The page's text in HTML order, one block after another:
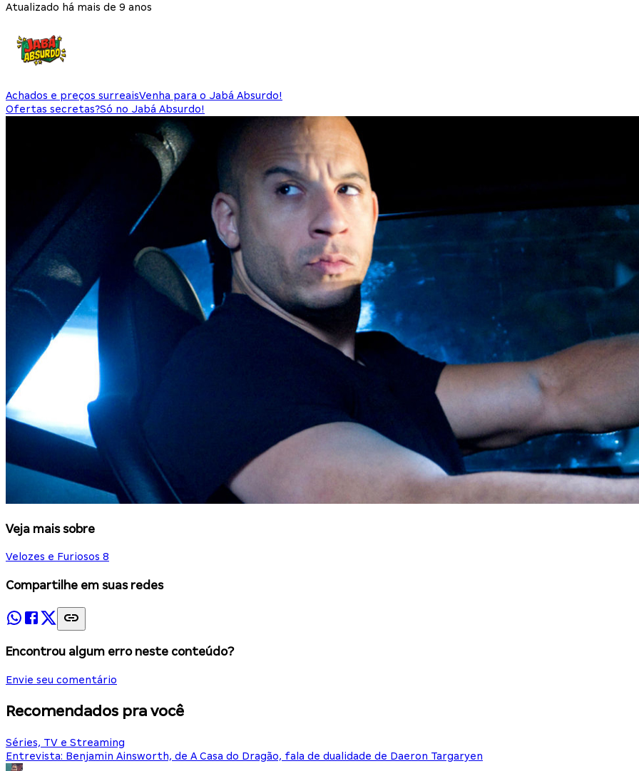
Atualizado há mais de 9 anos
Achados e preços surreaisVenha para o Jabá Absurdo!
Ofertas secretas?Só no Jabá Absurdo!
Veja mais sobre
Velozes e Furiosos 8
Compartilhe em suas redes
Encontrou algum erro neste conteúdo?
Envie seu comentário
Recomendados pra você
Séries, TV e Streaming
Entrevista: Benjamin Ainsworth, de A Casa do Dragão, fala de dualidade de Daeron Targaryen